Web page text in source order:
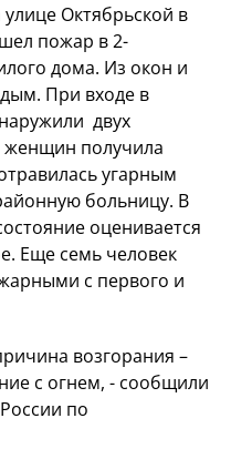
Октябрьской в
пожар в 2-
дома. Из окон и
При входе в
двух
женщин получила
угарным
больницу. В
оценивается
Еще семь человек
с первого и
возгорания –
с огнем, - сообщили
по